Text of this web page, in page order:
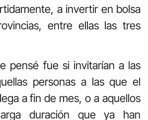
a invertir en bolsa
entre ellas las tres
pensé fue si invitarían a las
personas a las que el
a fin de mes, o a aquellos
duración que ya han